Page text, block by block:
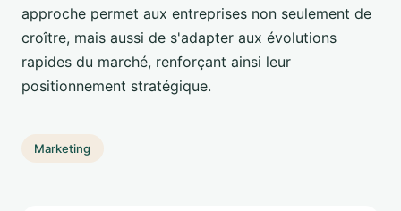
approche permet aux entreprises non seulement de
croître, mais aussi de s'adapter aux évolutions
rapides du marché, renforçant ainsi leur
positionnement stratégique.
Marketing